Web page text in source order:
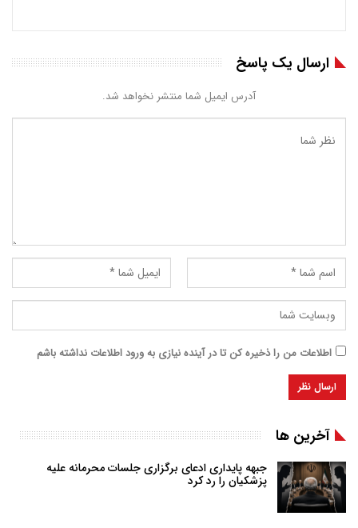
ارسال یک پاسخ
آدرس ایمیل شما منتشر نخواهد شد.
اطلاعات من را ذخیره کن تا در آینده نیازی به ورود اطلاعات نداشته باشم
آخرین ها
جبهه پایداری ادعای برگزاری جلسات محرمانه علیه
پزشکیان را رد کرد